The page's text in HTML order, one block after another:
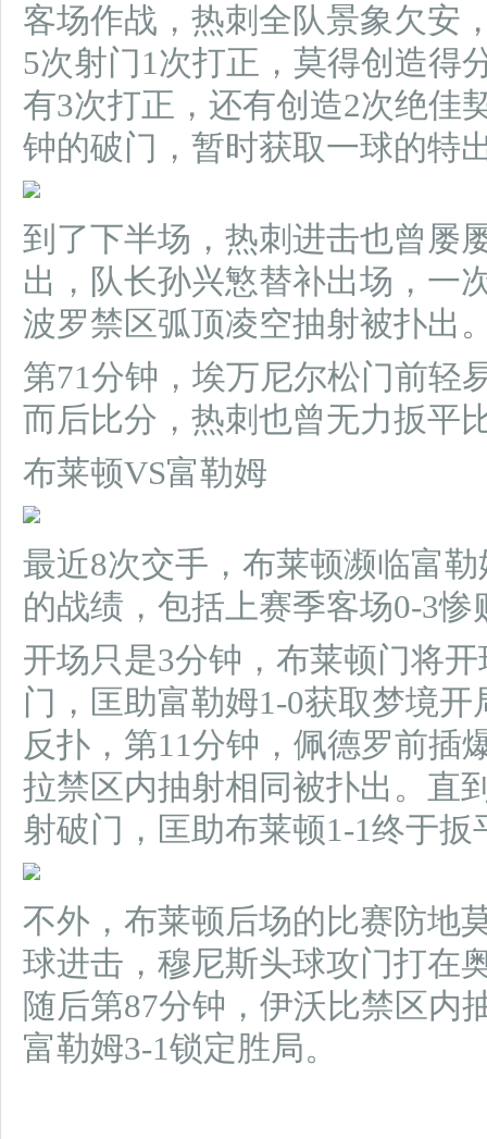
客场作战，热刺全队景象欠安
5次射门1次打正，莫得创造得
有3次打正，还有创造2次绝佳
钟的破门，暂时获取一球的特
到了下半场，热刺进击也曾屡
出，队长孙兴慜替补出场，一
波罗禁区弧顶凌空抽射被扑出
第71分钟，埃万尼尔松门前轻
而后比分，热刺也曾无力扳平
布莱顿VS富勒姆
最近8次交手，布莱顿濒临富
的战绩，包括上赛季客场0-3惨
开场只是3分钟，布莱顿门将
门，匡助富勒姆1-0获取梦境
反扑，第11分钟，佩德罗前插
拉禁区内抽射相同被扑出。直
射破门，匡助布莱顿1-1终于扳
不外，布莱顿后场的比赛防地
球进击，穆尼斯头球攻门打在
随后第87分钟，伊沃比禁区内
富勒姆3-1锁定胜局。